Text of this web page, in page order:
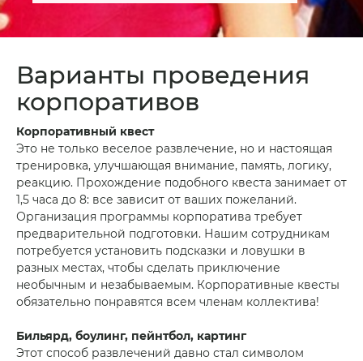
Варианты проведения
корпоративов
Корпоративный квест
Это не только веселое развлечение, но и настоящая
тренировка, улучшающая внимание, память, логику,
реакцию. Прохождение подобного квеста занимает от
1,5 часа до 8: все зависит от ваших пожеланий.
Организация программы корпоратива требует
предварительной подготовки. Нашим сотрудникам
потребуется установить подсказки и ловушки в
разных местах, чтобы сделать приключение
необычным и незабываемым. Корпоративные квесты
обязательно понравятся всем членам коллектива!
Бильярд, боулинг, пейнтбол, картинг
Этот способ развлечений давно стал символом